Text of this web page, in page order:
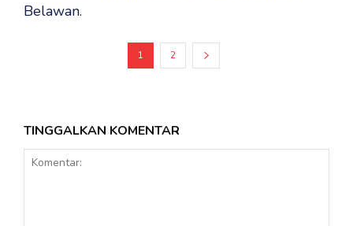
Belawan.
1 2
TINGGALKAN KOMENTAR